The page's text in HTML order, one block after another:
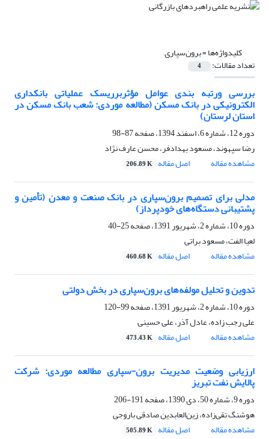
کلیدواژه‌ها =برون‌سپاری
تعداد مقالات: 4
بررسی ورتبه بندی عوامل مؤثربرریسک عملیاتی بانکداری
الکترونیکی در بانک مسکن (مطالعه موردی: شعب بانک مسکن در
استان لرستان)
دوره 12، شماره 6، اسفند 1394، صفحه
87-98
رضا سپهوند، مسعود بهدادفر، محسن عارف نژاد
مشاهده مقاله
اصل مقاله 206.89 K
مدلی برای تصمیم برون‌سپاری در بانک صنعت و معدن (تأمین و
پشتیبانی دستگاه‌های خودپرداز)
دوره 10، شماره 2، شهریور 1391، صفحه
25-40
لعیا الفت، مسعود براتی
مشاهده مقاله
اصل مقاله 460.68 K
تدوین و تحلیل مولفه‌های برون‌سپاری در بخش دولتی
دوره 10، شماره 2، شهریور 1391، صفحه
99-120
علی رجب زاده، عادل آذر، علی حسینی
مشاهده مقاله
اصل مقاله 473.43 K
ارزیابی وضعیت مدیریت برون-سپاری مطالعه موردی: شرکت
پالایش نفت تبریز
دوره 9، شماره 50، دی 1390، صفحه
191-206
هوشنگ تقی‌زاده، زین‌العابدین صادقی باروجی
مشاهده مقاله
اصل مقاله 505.89 K